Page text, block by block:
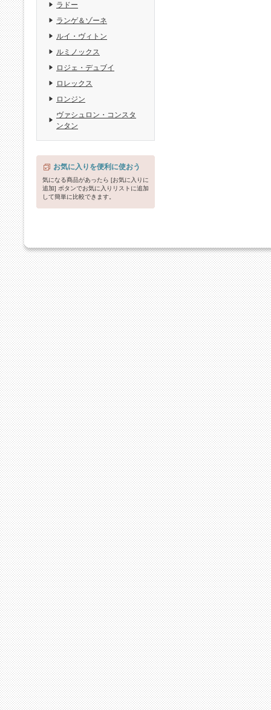
ラドー
ランゲ＆ゾーネ
ルイ・ヴィトン
ルミノックス
ロジェ・デュブイ
ロレックス
ロンジン
ヴァシュロン・コンスタ
ンタン
お気に入りを便利に使おう
気になる商品があったら [お気に入りに
追加] ボタンでお気に入りリストに追加
して簡単に比較できます。